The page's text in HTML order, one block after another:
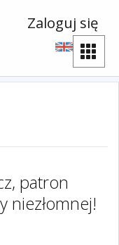
Zaloguj się
patron
niezłomnej!